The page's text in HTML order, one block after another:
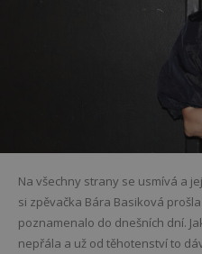
Na všechny strany se usmívá a
si zpěvačka Bára Basiková
poznamenalo do dnešních dní.
nepřála a už od těhotenství to